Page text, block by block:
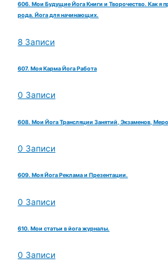
606. Мои Будущие Йога Книги и Творочество. Как я
рода. Йога для начинающих.
8 Записи
607. Моя Карма Йога Работа
0 Записи
608. Мои Йога Трансляции Занятий, Экзаменов,
0 Записи
609. Моя Йога Реклама и Презентации.
0 Записи
610. Мои статьи в йога журналы.
0 Записи